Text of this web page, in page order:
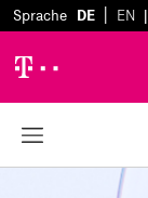
Sprache DE EN |